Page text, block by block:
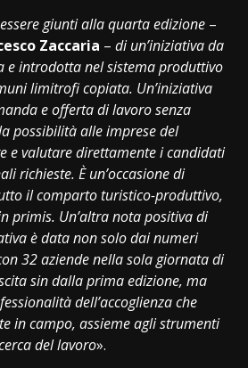
giunti alla quarta edizione –
Zaccaria – di un’iniziativa da
e introdotta nel sistema produttivo
limitrofi copiata. Un’iniziativa
e offerta di lavoro senza
possibilità alle imprese del
e valutare direttamente i candidati
richieste. È un’occasione di
il comparto turistico-produttivo,
primis. Un’altra nota positiva di
è data non solo dai numeri
32 aziende nella sola giornata di
sin dalla prima edizione, ma
dell’accoglienza che
in campo, assieme agli strumenti
del lavoro».